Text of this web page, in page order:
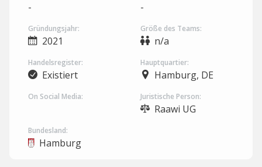
- -
Gründungsjahr:
2021
Größe des Teams:
n/a
Handelsregister:
Existiert
Hauptquartier:
Hamburg, DE
On Social Media: Juristische Person:
Raawi UG
Bundesland:
Hamburg